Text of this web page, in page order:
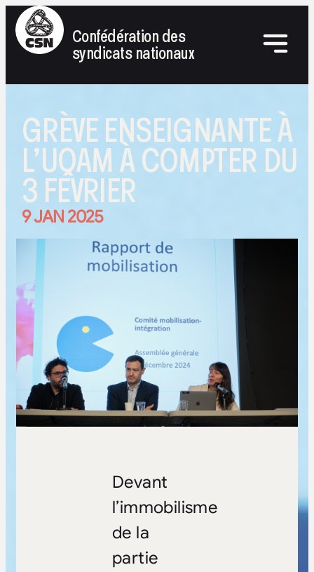
Confédération des
syndicats nationaux
GRÈVE ENSEIGNANTE À
L’UQAM À COMPTER DU
3 FÉVRIER
9 JAN 2025
Devant
l’immobilisme
de la
partie